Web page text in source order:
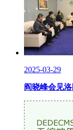
2025-03-29
阎晓峰会见